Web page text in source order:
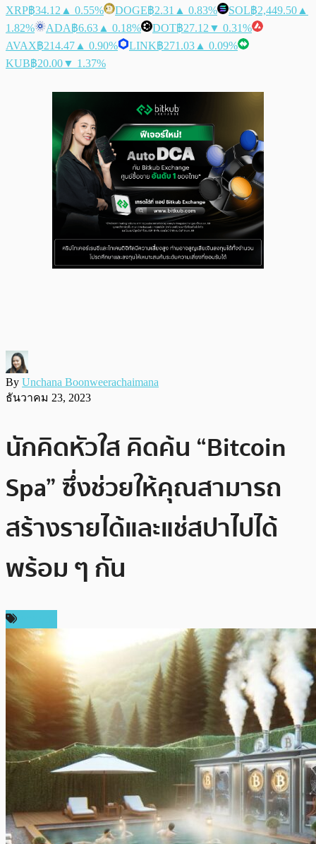
XRP฿34.12 ▲ 0.55% DOGE฿2.31 ▲ 0.83% SOL฿2,449.50 ▲
1.82%
ADA฿6.63 ▲ 0.18% DOT฿27.12 ▼ 0.31%
AVAX฿214.47 ▲ 0.90% LINK฿271.03 ▲ 0.09%
KUB฿20.00▼ 1.37%
By Unchana Boonweerachaimana
ธันวาคม 23, 2023
นักคิดหัวใส คิดค้น “Bitcoin
Spa” ซึ่งช่วยให้คุณสามารถ
สร้างรายได้และแช่สปาไปได้
พร้อม ๆ กัน